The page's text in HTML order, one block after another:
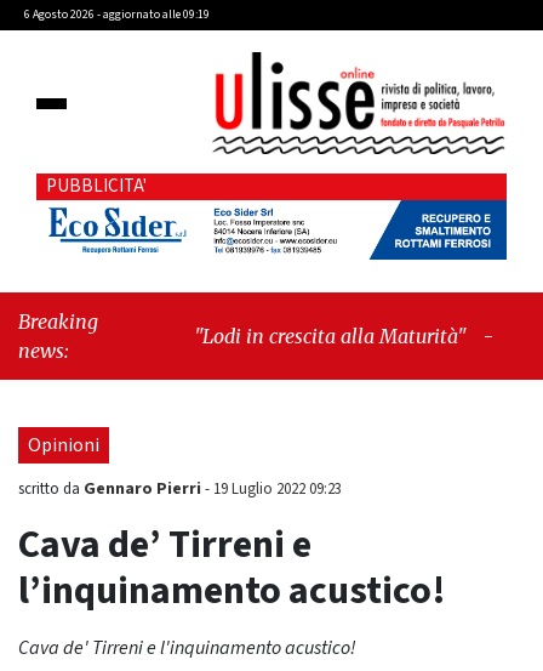
6 Agosto 2026 - aggiornato alle 09:19
PUBBLICITA'
Breaking
news:
"Lodi in crescita alla Maturità" -"Cava de’
Opinioni
scritto da Gennaro Pierri - 19 Luglio 2022 09:23
Cava de’ Tirreni e
l’inquinamento acustico!
Cava de' Tirreni e l'inquinamento acustico!